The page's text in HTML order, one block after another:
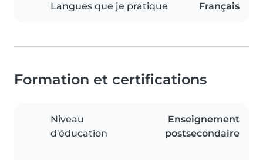
Langues que je pratique Français
Formation et certifications
Niveau
d'éducation
Enseignement
postsecondaire